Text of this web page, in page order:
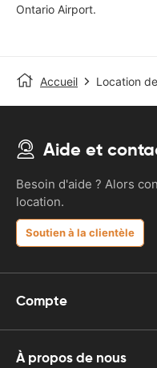
Ontario Airport.
Accueil Location
Aide et
Besoin d'aide ? Alors
location.
Soutien à la clientèle
Compte
À propos de nous